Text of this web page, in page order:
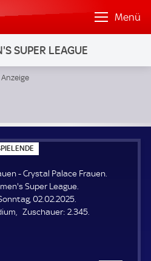
Menü
SUPER LEAGUE
P
E
E
N
E
- Crystal Palace Frauen.
Super League.
02.02.2025.
Zuschauer: Z
2.345.